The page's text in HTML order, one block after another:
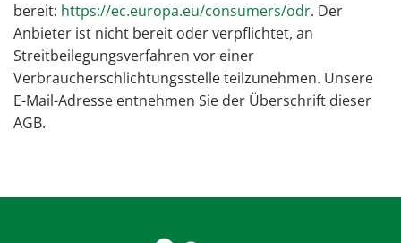
bereit: https://ec.europa.eu/consumers/odr. Der
Anbieter ist nicht bereit oder verpflichtet, an
Streitbeilegungsverfahren vor einer
Verbraucherschlichtungsstelle teilzunehmen. Unsere
E-Mail-Adresse entnehmen Sie der Überschrift dieser
AGB.